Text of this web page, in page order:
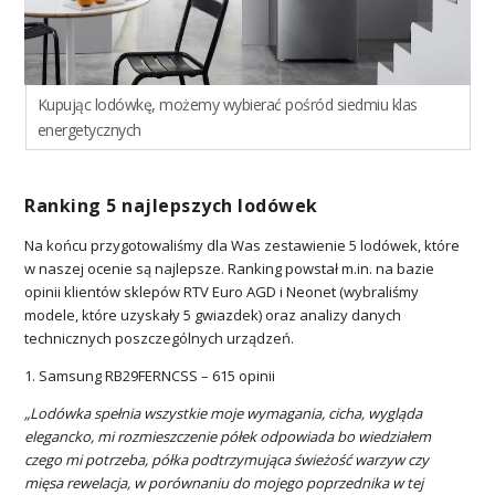
Kupując lodówkę, możemy wybierać pośród siedmiu klas
energetycznych
Ranking 5 najlepszych lodówek
Na końcu przygotowaliśmy dla Was zestawienie 5 lodówek, które
w naszej ocenie są najlepsze. Ranking powstał m.in. na bazie
opinii klientów sklepów RTV Euro AGD i Neonet (wybraliśmy
modele, które uzyskały 5 gwiazdek) oraz analizy danych
technicznych poszczególnych urządzeń.
1. Samsung RB29FERNCSS – 615 opinii
„Lodówka spełnia wszystkie moje wymagania, cicha, wygląda
elegancko, mi rozmieszczenie półek odpowiada bo wiedziałem
czego mi potrzeba, półka podtrzymująca świeżość warzyw czy
mięsa rewelacja, w porównaniu do mojego poprzednika w tej